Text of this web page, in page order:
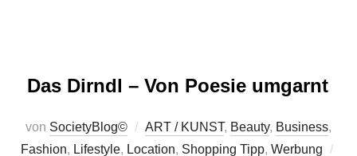
Das Dirndl – Von Poesie umgarnt
von SocietyBlog© ART / KUNST, Beauty, Business,
Fashion, Lifestyle, Location, Shopping Tipp, Werbung